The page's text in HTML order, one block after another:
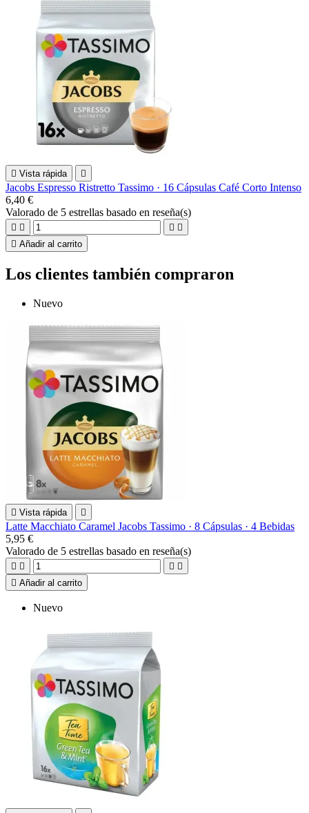
 Vista rápida 
Jacobs Espresso Ristretto Tassimo · 16 Cápsulas Café Corto Intenso
6,40 €
Valorado de 5 estrellas basado en reseña(s)
   
 Añadir al carrito
Los clientes también compraron
Nuevo
 Vista rápida 
Latte Macchiato Caramel Jacobs Tassimo · 8 Cápsulas · 4 Bebidas
5,95 €
Valorado de 5 estrellas basado en reseña(s)
   
 Añadir al carrito
Nuevo